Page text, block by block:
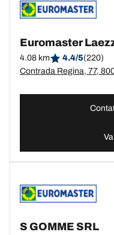
Euromaster
4.08 km 4.4/5(220)
Contrada Regina, 77,
S GOMME SRL